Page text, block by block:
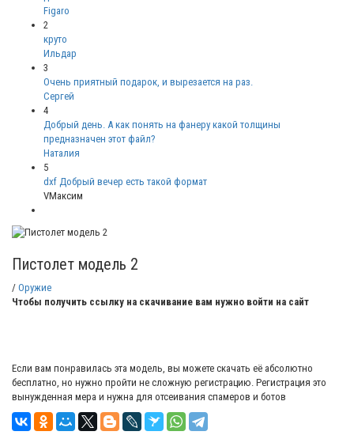
Figaro
2
круто
Ильдар
3
Очень приятный подарок, и вырезается на раз.
Сергей
4
Добрый день. А как понять на фанеру какой толщины
предназначен этот файл?
Наталия
5
dxf Добрый вечер есть такой формат
VМаксим
Пистолет модель 2
/ Оружие
Чтобы получить ссылку на скачивание вам нужно войти на сайт
Если вам понравилась эта модель, вы можете скачать её абсолютно
бесплатно, но нужно пройти не сложную регистрацию. Регистрация это
вынужденная мера и нужна для отсеивания спамеров и ботов